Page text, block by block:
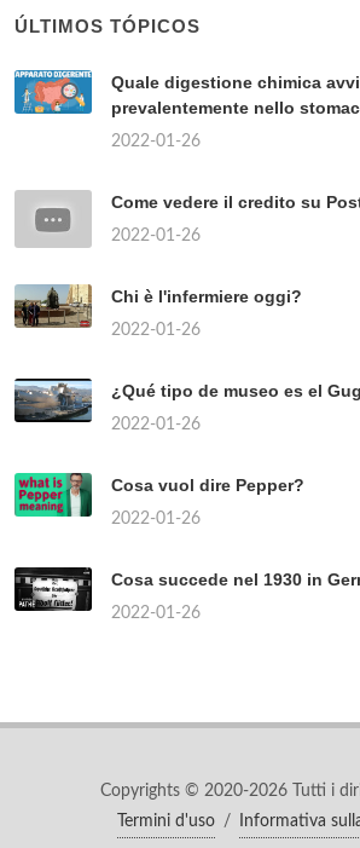
ÚLTIMOS TÓPICOS
Quale digestione chimica
prevalentemente nello
2022-01-26
Come vedere il credito su
2022-01-26
Chi è l'infermiere oggi?
2022-01-26
¿Qué tipo de museo es el
2022-01-26
Cosa vuol dire Pepper?
2022-01-26
Cosa succede nel 1930 in
2022-01-26
Copyrights © 2020-2026 Tutti i
Termini d'uso
/ Informativa